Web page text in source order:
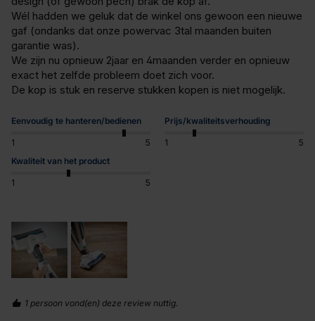
Wél hadden we geluk dat de winkel ons gewoon een nieuwe
gaf (ondanks dat onze powervac 3tal maanden buiten
garantie was).
We zijn nu opnieuw 2jaar en 4maanden verder en opnieuw
exact het zelfde probleem doet zich voor.
De kop is stuk en reserve stukken kopen is niet mogelijk.
Eenvoudig te hanteren/bedienen
1 5
Prijs/kwaliteitsverhouding
1
5
Kwaliteit van het product
1 5
1 persoon vond(en) deze review nuttig.